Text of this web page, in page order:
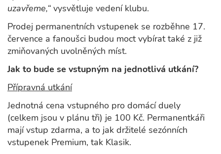
uzavřeme,“ vysvětluje vedení klubu.
Prodej permanentních vstupenek se rozběhne 17.
července a fanoušci budou moct vybírat také z již
zmiňovaných uvolněných míst.
Jak to bude se vstupným na jednotlivá utkání?
Přípravná utkání
Jednotná cena vstupného pro domácí duely
(celkem jsou v plánu tři) je 100 Kč. Permanentkáři
mají vstup zdarma, a to jak držitelé sezónních
vstupenek Premium, tak Klasik.